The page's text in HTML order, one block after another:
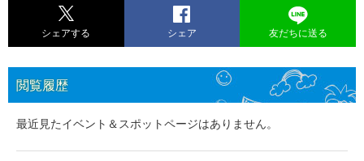
シェアする シェア 友だちに送る
閲覧履歴
最近見たイベント＆スポットページはありません。